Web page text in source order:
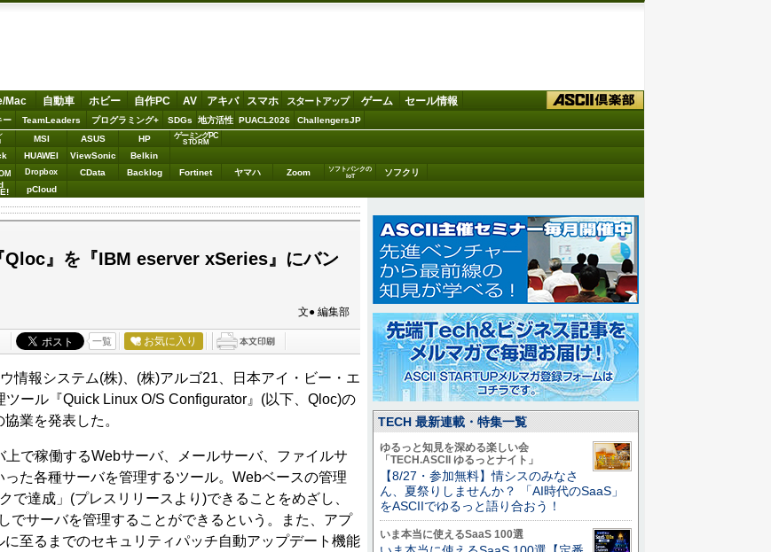
Mac 自動車 ホビー 自作PC AV アキバ スマホ スタートアップ ゲーム セール情報
ー TeamLeaders プログラミング+ SDGs 地方活性 PUACL2026 ChallengersJP
MSI ASUS HP ゲーミングPC
STORM
HUAWEI ViewSonic Belkin
Dropbox CData Backlog Fortinet ヤマハ Zoom
ソフトバンクの
IoT
ソフクリ
pCloud
Qloc』を『IBM eserver xSeries』にバン
文● 編集部
一覧 お気に入り
情報システム(株)、(株)アルゴ21、日本アイ・ビー・エ
ツール『Quick Linux O/S Configurator』(以下、Qloc)の
業を発表した。
で稼働するWebサーバ、メールサーバ、ファイルサ
た各種サーバを管理するツール。Webベースの管理
で達成」(プレスリリースより)できることをめざし、
でサーバを管理することができるという。また、アプ
に至るまでのセキュリティパッチ自動アップデート機能
TECH 最新連載・特集一覧
ゆるっと知見を深める楽しい会
「TECH.ASCII ゆるっとナイト」
【8/27・参加無料】情シスのみなさ
ん、夏祭りしませんか？ 「AI時代のSaaS」
をASCIIでゆるっと語り合おう！
いま本当に使えるSaaS 100選